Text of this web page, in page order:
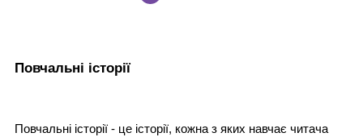
Повчальні історії
Повчальні історії - це історії, кожна з яких навчає читача